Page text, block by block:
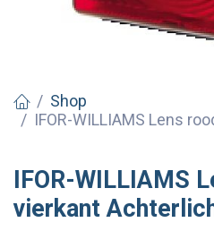
Shop
IFOR-WILLIAMS Lens
IFOR-WILLIAMS
vierkant